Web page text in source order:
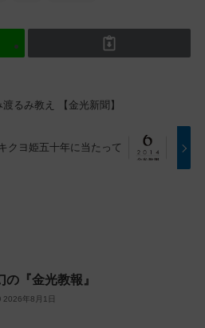
るみ教え 【金光新聞】
クヨ姫五十年に当たって
の『金光教報』
2026年8月1日